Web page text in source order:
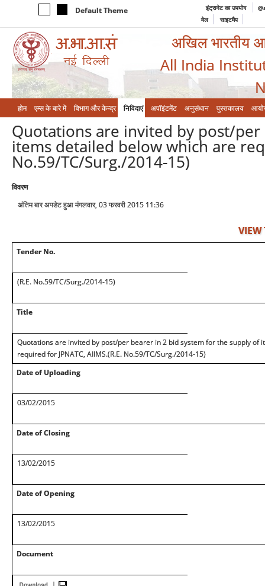
Default Theme इंट्रानेट का उपयोग
मेल
साइटमैप
अखिल भारतीय
All India
होम एम्‍स के बारे में विभाग और केन्‍द्र निविदाएं अपॉइंटमेंट अनुसंधान पुस्तकालय
Quotations are invited by post/
items detailed below which are
No.59/TC/Surg./2014-15)
विवरण
अंतिम बार अपडेट हुआ मंगलवार, 03 फरवरी 2015 11:36
VIEW
Tender No.
(R.E. No.59/TC/Surg./2014-15)
Title
Quotations are invited by post/per bearer in 2 bid system for the supply of
required for JPNATC, AIIMS.(R.E. No.59/TC/Surg./2014-15)
Date of Uploading
03/02/2015
Date of Closing
13/02/2015
Date of Opening
13/02/2015
Document